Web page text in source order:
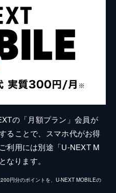
の「月額プラン」会員が
ることで、スマホ代がお得
利用には別途「U-NEXT M
ります。
円分のポイントを、U-NEXT MOBILEの